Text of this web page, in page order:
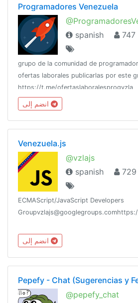
Programadores Venezuela
spanish
747
grupo de la comunidad de
ofertas laborales publicarlas por este
https://t.me/ofertaslaboralesprogvzla
Venezuela.js
@vzlajs
spanish
729
ECMAScript/JavaScript Developers
Pepefy - Chat (Sugerencias y
@pepefy_chat